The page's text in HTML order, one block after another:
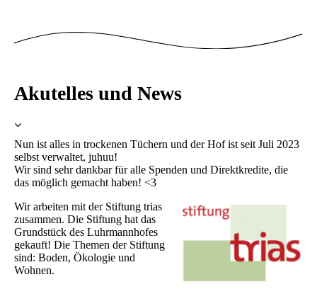
Akutelles und News
Nun ist alles in trockenen Tüchern und der Hof ist seit Juli 2023
selbst verwaltet, juhuu!
Wir sind sehr dankbar für alle Spenden und Direktkredite, die
das möglich gemacht haben! <3
Wir arbeiten mit der Stiftung trias
zusammen. Die Stiftung hat das
Grundstück des Luhrmannhofes
gekauft! Die Themen der Stiftung
sind: Boden, Ökologie und
Wohnen.